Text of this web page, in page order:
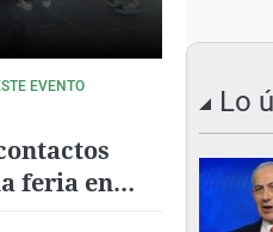
EVENTO
feria en
Lo